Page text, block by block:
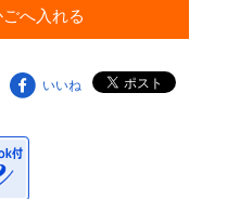
いいね